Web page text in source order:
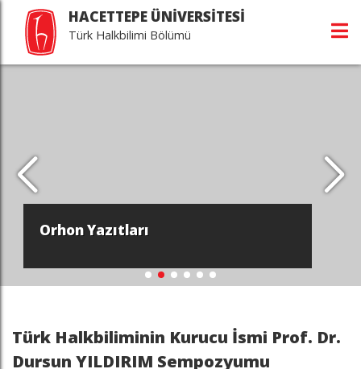
HACETTEPE ÜNİVERSİTESİ
Türk Halkbilimi Bölümü
Orhon Yazıtları
Türk Halkbiliminin Kurucu İsmi Prof. Dr.
Dursun YILDIRIM Sempozyumu